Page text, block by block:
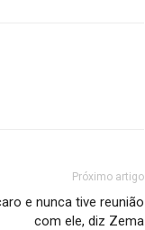
Próximo artigo
e nunca tive reunião
com ele, diz Zema